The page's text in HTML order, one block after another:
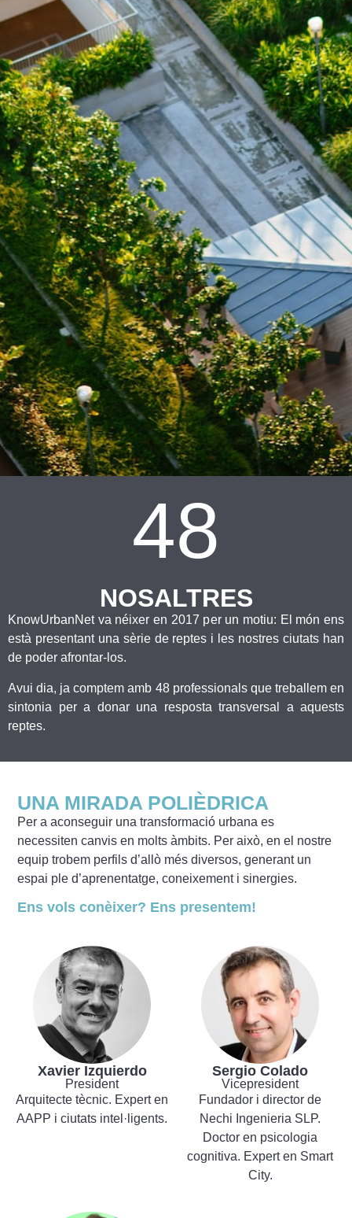
48
NOSALTRES
KnowUrbanNet va néixer en 2017 per un motiu: El món ens
està presentant una sèrie de reptes i les nostres ciutats han
de poder afrontar-los.
Avui dia, ja comptem amb 48 professionals que treballem en
sintonia per a donar una resposta transversal a aquests
reptes.
UNA MIRADA POLIÈDRICA
Per a aconseguir una transformació urbana es
necessiten canvis en molts àmbits. Per això, en el nostre
equip trobem perfils d’allò més diversos, generant un
espai ple d’aprenentatge, coneixement i sinergies.
Ens vols conèixer? Ens presentem!
Xavier Izquierdo
President
Arquitecte tècnic. Expert en
AAPP i ciutats intel·ligents.
Sergio Colado
Vicepresident
Fundador i director de
Nechi Ingenieria SLP.
Doctor en psicologia
cognitiva. Expert en Smart
City.